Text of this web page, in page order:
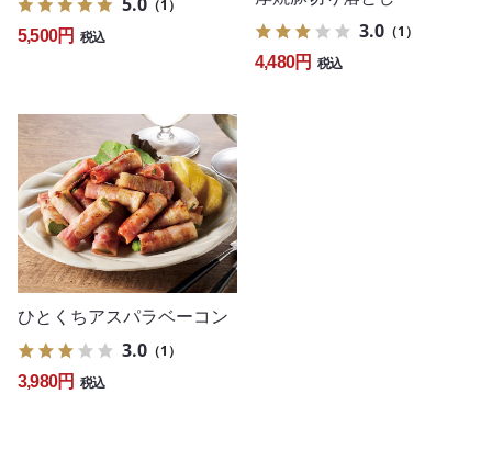
（1）
5,500円 税込 3.0 （1）
4,480円 税込
ひとくちアスパラベーコン
3.0 （1）
3,980円 税込